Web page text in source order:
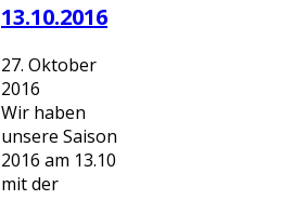
13.10.2016
27. Oktober
2016
Wir haben
unsere Saison
2016 am 13.10
mit der